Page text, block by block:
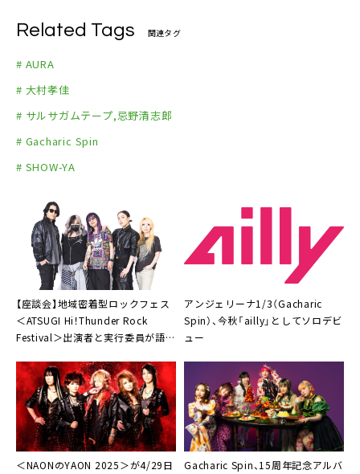
Related Tags 関連タグ
# AURA
# 大村孝佳
# サルサガムテープ,忌野清志郎
# Gacharic Spin
# SHOW-YA
【座談会】地域密着型ロックフェス
＜ATSUGI Hi！Thunder Rock
Festival＞出演者と実行委員が語る
は、やはりバンド」
アンジェリーナ1/3（Gacharic
Spin）、今秋「ailly」としてソロデビ
ュー
＜NAONのYAON 2025＞が4/29日
Gacharic Spin、15周年記念アルバ